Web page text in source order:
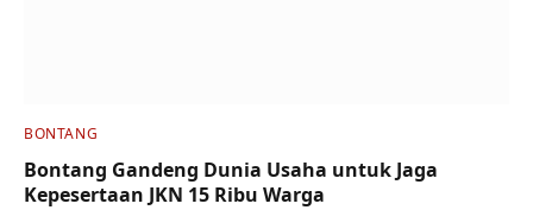
BONTANG
Bontang Gandeng Dunia Usaha untuk Jaga
Kepesertaan JKN 15 Ribu Warga